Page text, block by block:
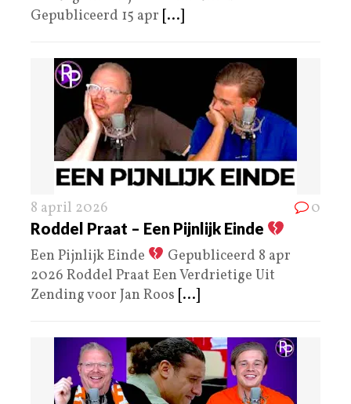
Gepubliceerd 15 apr [...]
8 april 2026 0
Roddel Praat – Een Pijnlijk Einde
Een Pijnlijk Einde
Gepubliceerd 8 apr
2026 Roddel Praat Een Verdrietige Uit
Zending voor Jan Roos [...]